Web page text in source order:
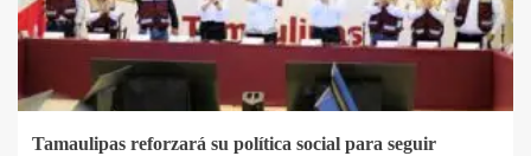
Tamaulipas reforzará su política social para seguir